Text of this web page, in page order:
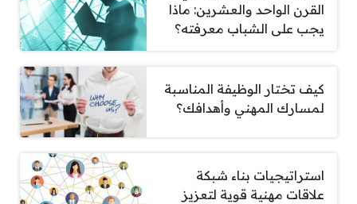
القرن الواحد والعشرين: ماذا
يجب على الشباب معرفته؟
كيف تختار الوظيفة المناسبة
لمسارك المهني وأهدافك؟
استراتيجيات بناء شبكة
علاقات مهنية قوية لتعزيز